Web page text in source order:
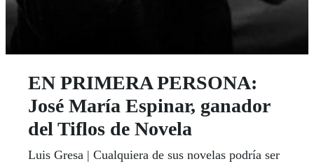
EN PRIMERA PERSONA:
José María Espinar, ganador
del Tiflos de Novela
Luis Gresa | Cualquiera de sus novelas podría ser